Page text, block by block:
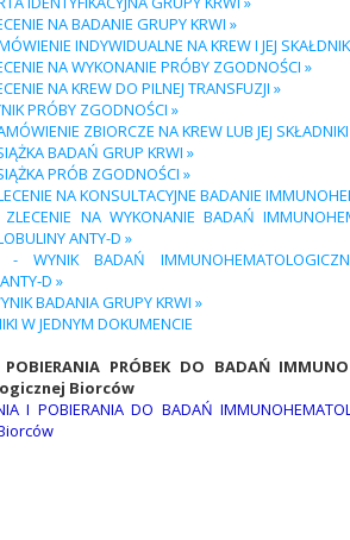
NA BADANIE GRUPY KRWI »
INDYWIDUALNE NA KREW I JEJ
NA WYKONANIE PRÓBY ZGODNOŚCI »
NA KREW DO PILNEJ TRANSFUZJI »
PRÓBY ZGODNOŚCI »
ZBIORCZE NA KREW LUB JEJ
BADAŃ GRUP KRWI »
PRÓB ZGODNOŚCI »
NA KONSULTACYJNE BADANIE
NA WYKONANIE BADAŃ
ANTY-D »
WYNIK BADAŃ
D »
BADANIA GRUPY KRWI »
W JEDNYM DOKUMENCIE
POBIERANIA PRÓBEK DO BADAŃ
Biorców
I POBIERANIA DO BADAŃ